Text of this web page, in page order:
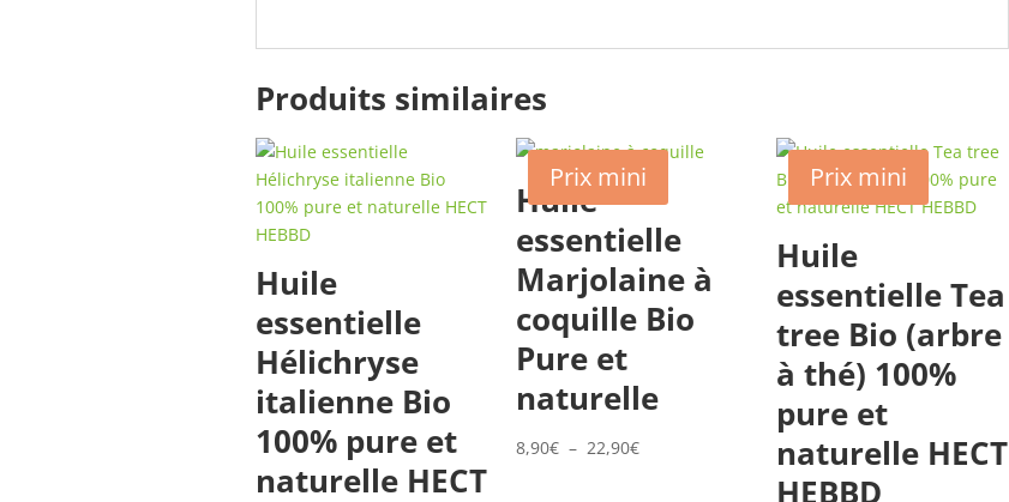
Produits similaires
Huile
essentielle
Hélichryse
italienne Bio
100% pure et
naturelle HECT
Prix mini
Huile
essentielle
Marjolaine à
coquille Bio
Pure et
naturelle
8,90€ – 22,90€Plage
Prix mini
Huile
essentielle Tea
tree Bio (arbre
à thé) 100%
pure et
naturelle HECT
HEBBD